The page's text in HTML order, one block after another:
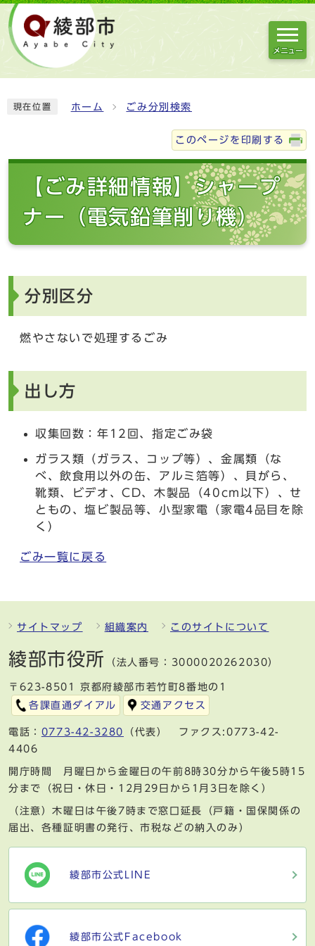
メニュー
現在位置 ホーム ごみ分別検索
このページを印刷する
【ごみ詳細情報】シャープ
ナー（電気鉛筆削り機）
分別区分
燃やさないで処理するごみ
出し方
収集回数：年12回、指定ごみ袋
ガラス類（ガラス、コップ等）、金属類（な
べ、飲食用以外の缶、アルミ箔等）、貝がら、
靴類、ビデオ、CD、木製品（40cm以下）、せ
ともの、塩ビ製品等、小型家電（家電4品目を除
く）
ごみ一覧に戻る
サイトマップ 組織案内 このサイトについて
綾部市役所 （法人番号：3000020262030）
〒623-8501 京都府綾部市若竹町8番地の1
各課直通ダイアル
交通アクセス
電話： 0773-42-3280
（代表） ファクス:0773-42-
4406
開庁時間 月曜日から金曜日の午前8時30分から午後5時15
分まで（祝日・休日・12月29日から1月3日を除く）
（注意）木曜日は午後7時まで窓口延長（戸籍・国保関係の
届出、各種証明書の発行、市税などの納入のみ）
綾部市公式LINE
綾部市公式Facebook